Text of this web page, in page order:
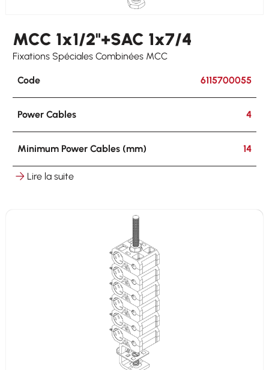
MCC 1x1/2"+SAC 1x7/4
Fixations Spéciales Combinées MCC
Code 6115700055
Power Cables 4
Minimum Power Cables (mm) 14
Maximum Power Cables (mm)
on round ø 8-25 mm on flat 3-25 mm
Lire la suite